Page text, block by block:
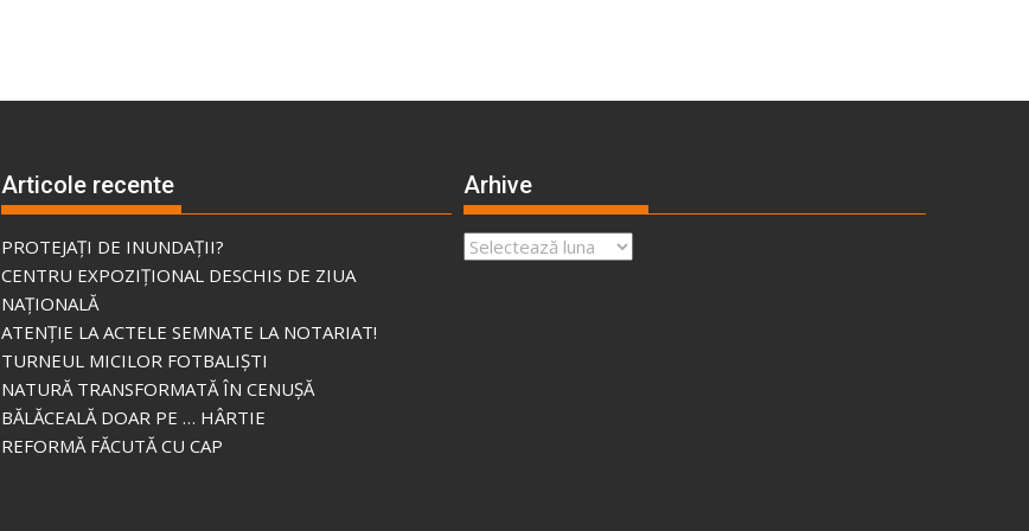
Articole recente
PROTEJAȚI DE INUNDAȚII?
CENTRU EXPOZIȚIONAL DESCHIS DE ZIUA
NAȚIONALĂ
ATENȚIE LA ACTELE SEMNATE LA NOTARIAT!
TURNEUL MICILOR FOTBALIȘTI
NATURĂ TRANSFORMATĂ ÎN CENUȘĂ
BĂLĂCEALĂ DOAR PE … HÂRTIE
REFORMĂ FĂCUTĂ CU CAP
Arhive
Arhive